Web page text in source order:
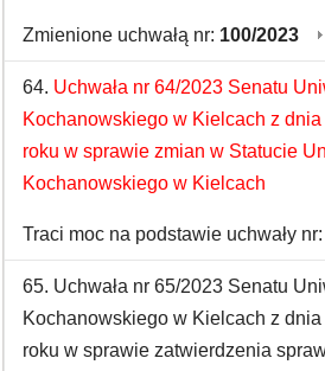
Zmienione uchwałą nr: 100/2023
64. Uchwała nr 64/2023 Senatu
Kochanowskiego w Kielcach z
roku w sprawie zmian w Statucie
Kochanowskiego w Kielcach
Traci moc na podstawie uchwały nr:
65. Uchwała nr 65/2023 Senatu
Kochanowskiego w Kielcach z
roku w sprawie zatwierdzenia